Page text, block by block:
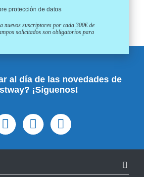
protección de datos
nuevos suscriptores por cada 300€ de
solicitados son obligatorios para
al día de las novedades de
¡Síguenos!